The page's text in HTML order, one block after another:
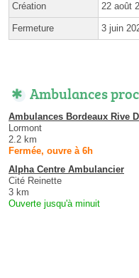
Création 22 août
Fermeture 3 juin
Ambulances
Ambulances Bordeaux Rive
Lormont
2.2 km
Fermée, ouvre à 6h
Alpha Centre Ambulancier
Cité Reinette
3 km
Ouverte jusqu'à minuit